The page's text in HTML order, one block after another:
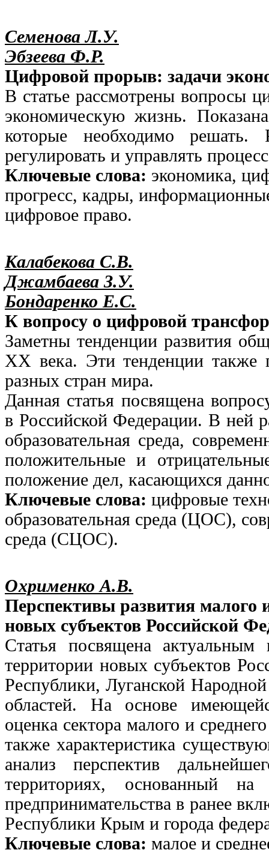
Семенова Л.У.
Эбзеева Ф.Р.
Цифровой прорыв: задачи
В статье рассмотрены вопросы
экономическую жизнь.
которые необходимо решать.
регулировать и управлять
Ключевые слова: экономика,
прогресс, кадры,
цифровое право.
Калабекова С.В.
Джамбаева З.У.
Бондаренко Е.С.
К вопросу о цифровой
Заметны тенденции развития
XX века. Эти тенденции также
разных стран мира.
Данная статья посвящена
в Российской Федерации. В ней
образовательная среда,
положительные и
положение дел, касающихся
Ключевые слова: цифровые
образовательная среда (ЦОС),
среда (СЦОС).
Охрименко А.В.
Перспективы развития малого
новых субъектов Российской
Статья посвящена актуальным
территории новых субъектов
Республики, Луганской
областей. На основе
оценка сектора малого и
также характеристика
анализ перспектив
территориях, основанный
предпринимательства в ранее
Республики Крым и города
Ключевые слова: малое и